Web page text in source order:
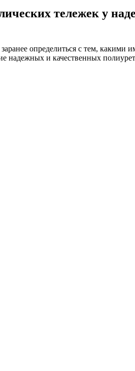
тележек у
определиться с тем, какими
надежных и качественных